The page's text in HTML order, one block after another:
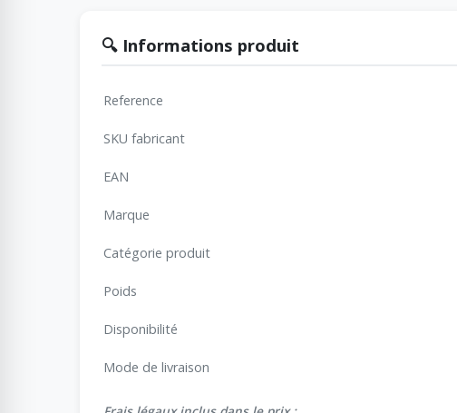
🔍 Informations produit
Reference
SKU fabricant
EAN
Marque
Catégorie produit
Poids
Disponibilité
Mode de livraison